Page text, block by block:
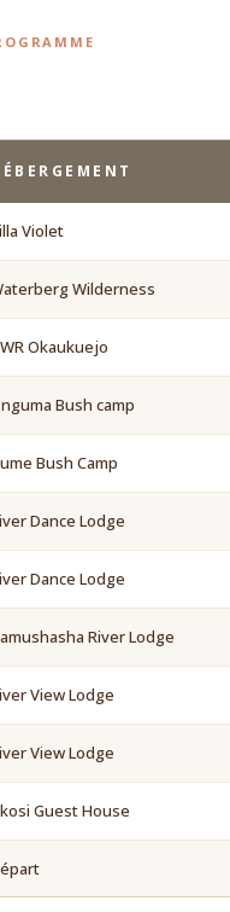
Violet
Wilderness
Okaukuejo
Bush camp
Bush Camp
Dance Lodge
Dance Lodge
River Lodge
View Lodge
View Lodge
Guest House